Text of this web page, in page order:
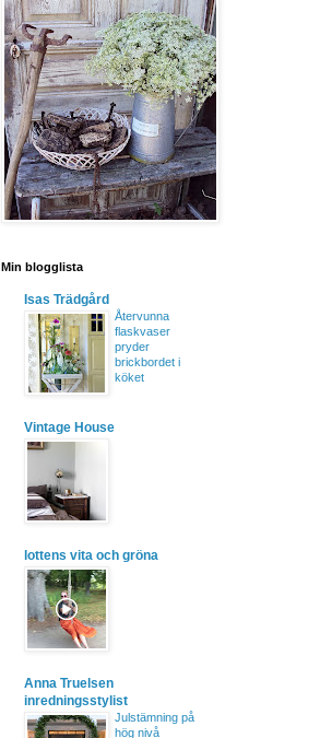
Min blogglista
Isas Trädgård
Återvunna
flaskvaser
pryder
brickbordet i
köket
Vintage House
lottens vita och gröna
Anna Truelsen
inredningsstylist
Julstämning på
hög nivå